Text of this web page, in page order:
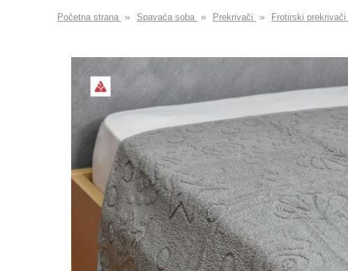
Početna strana » Spavaća soba » Prekrivači » Frotirski prekrivači